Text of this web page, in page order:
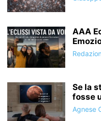
AAA
Se la
fosse
Agnese